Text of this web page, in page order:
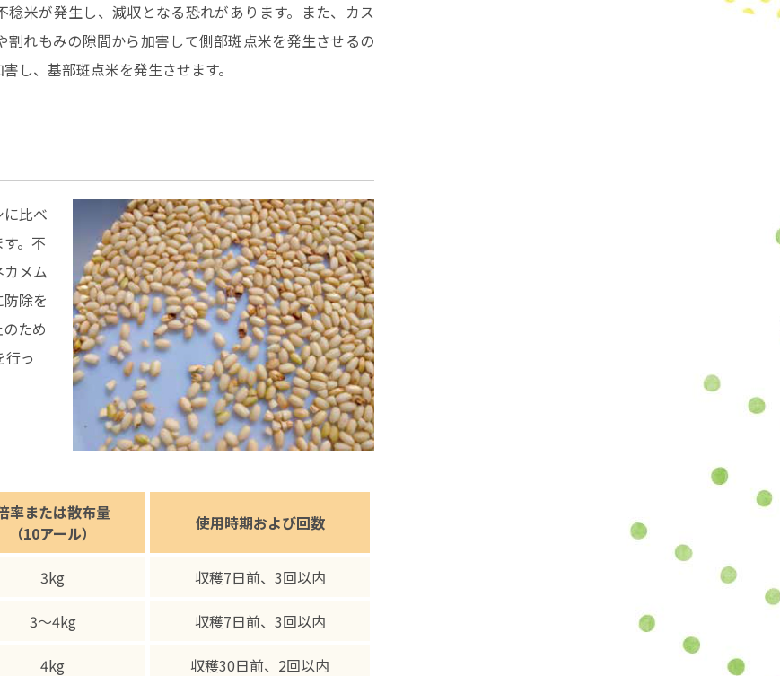
米が発生し、減収となる恐れがあります。また、カス
れもみの隙間から加害して側部斑点米を発生させるの
し、基部斑点米を発生させます。
比べ
。不
メム
除を
ため
っ
率または散布量
（10アール）
使用時期および回数
3kg 収穫7日前、3回以内
3～4kg 収穫7日前、3回以内
4kg 収穫30日前、2回以内